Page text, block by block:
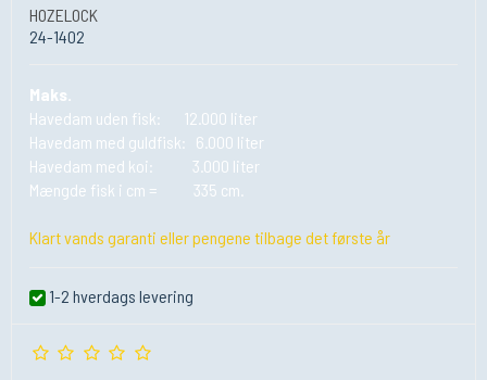
HOZELOCK
24-1402
Maks.
Havedam uden fisk: 12.000 liter
Havedam med guldfisk: 6.000 liter
Havedam med koi: 3.000 liter
Mængde fisk i cm = 335 cm.
Klart vands garanti eller pengene tilbage det første år
1-2 hverdags levering